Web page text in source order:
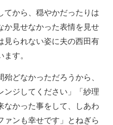
から、穏やかだったりは
か見せなかった表情を見せ
見られない姿に夫の西田有
す。
どなかっただろうから、
ンジしてください」「紗理
なかった事をして、しあわ
ァンも幸せです」とねぎら